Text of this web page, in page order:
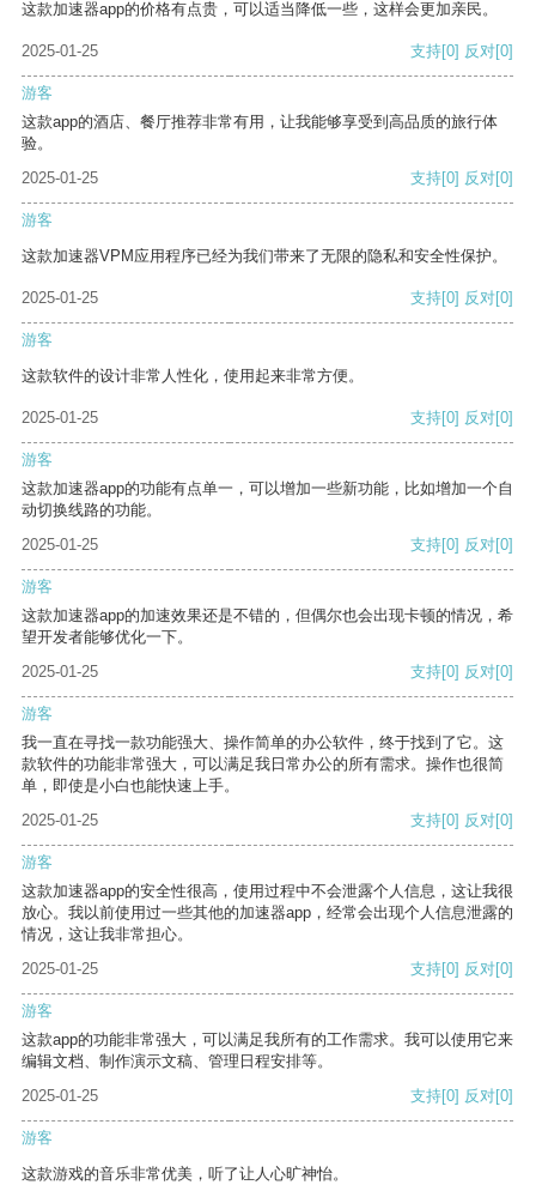
这款加速器app的价格有点贵，可以适当降低一些，这样会更加亲民。
2025-01-25 支持[0] 反对[0]
游客
这款app的酒店、餐厅推荐非常有用，让我能够享受到高品质的旅行体
验。
2025-01-25
支持[0] 反对[0]
游客
这款加速器VPM应用程序已经为我们带来了无限的隐私和安全性保护。
2025-01-25 支持[0] 反对[0]
游客
这款软件的设计非常人性化，使用起来非常方便。
2025-01-25 支持[0] 反对[0]
游客
这款加速器app的功能有点单一，可以增加一些新功能，比如增加一个自
动切换线路的功能。
2025-01-25
支持[0] 反对[0]
游客
这款加速器app的加速效果还是不错的，但偶尔也会出现卡顿的情况，希
望开发者能够优化一下。
2025-01-25
支持[0] 反对[0]
游客
我一直在寻找一款功能强大、操作简单的办公软件，终于找到了它。这
款软件的功能非常强大，可以满足我日常办公的所有需求。操作也很简
单，即使是小白也能快速上手。
2025-01-25
支持[0] 反对[0]
游客
这款加速器app的安全性很高，使用过程中不会泄露个人信息，这让我很
放心。我以前使用过一些其他的加速器app，经常会出现个人信息泄露的
情况，这让我非常担心。
2025-01-25
支持[0] 反对[0]
游客
这款app的功能非常强大，可以满足我所有的工作需求。我可以使用它来
编辑文档、制作演示文稿、管理日程安排等。
2025-01-25
支持[0] 反对[0]
游客
这款游戏的音乐非常优美，听了让人心旷神怡。